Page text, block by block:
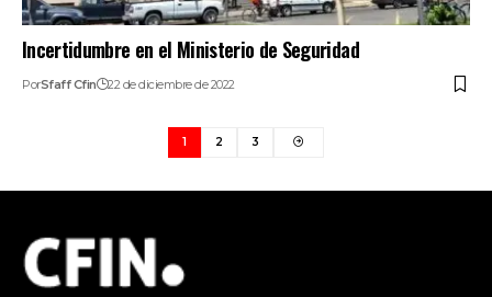
Incertidumbre en el Ministerio de Seguridad
PorSfaff Cfin 22 de diciembre de 2022
1 2 3